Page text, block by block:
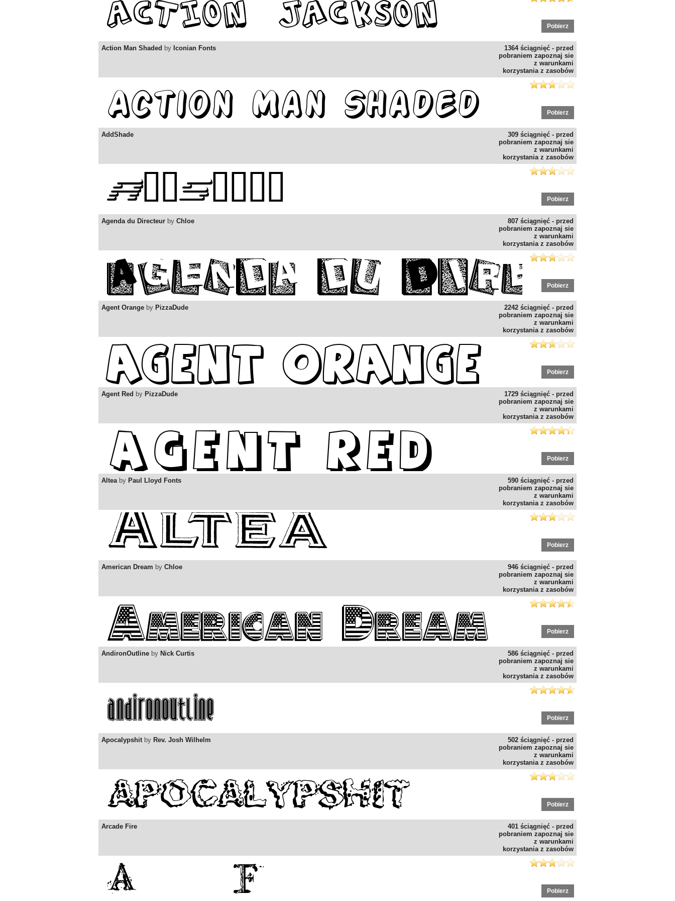
Pobierz
1364 ściągnięć - przed
pobraniem zapoznaj sie
z warunkami
korzystania z zasobów
Action Man Shaded by Iconian Fonts
Pobierz
309 ściągnięć - przed
pobraniem zapoznaj sie
z warunkami
korzystania z zasobów
AddShade
Pobierz
807 ściągnięć - przed
pobraniem zapoznaj sie
z warunkami
korzystania z zasobów
Agenda du Directeur by Chloe
Pobierz
2242 ściągnięć - przed
pobraniem zapoznaj sie
z warunkami
korzystania z zasobów
Agent Orange by PizzaDude
Pobierz
1729 ściągnięć - przed
pobraniem zapoznaj sie
z warunkami
korzystania z zasobów
Agent Red by PizzaDude
Pobierz
590 ściągnięć - przed
pobraniem zapoznaj sie
z warunkami
korzystania z zasobów
Alteaby Paul Lloyd Fonts
Pobierz
946 ściągnięć - przed
pobraniem zapoznaj sie
z warunkami
korzystania z zasobów
American Dream by Chloe
Pobierz
586 ściągnięć - przed
pobraniem zapoznaj sie
z warunkami
korzystania z zasobów
AndironOutline by Nick Curtis
Pobierz
502 ściągnięć - przed
pobraniem zapoznaj sie
z warunkami
korzystania z zasobów
Apocalypshitby Rev. Josh Wilhelm
Pobierz
401 ściągnięć - przed
pobraniem zapoznaj sie
z warunkami
korzystania z zasobów
Arcade Fire
Pobierz